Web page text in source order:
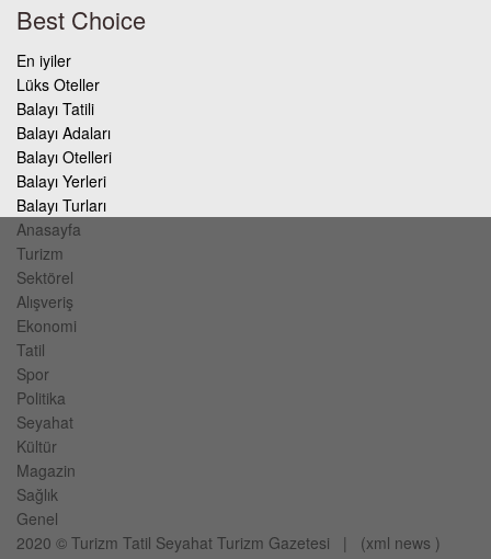
Best Choice
En iyiler
Lüks Oteller
Balayı Tatili
Balayı Adaları
Balayı Otelleri
Balayı Yerleri
Balayı Turları
Anasayfa
Turizm
Sektörel
Alışveriş
Ekonomi
Tatil
Spor
Politika
Seyahat
Kültür
Magazin
Sağlık
Genel
2020 © Turizm Tatil Seyahat Turizm Gazetesi | (xml news )